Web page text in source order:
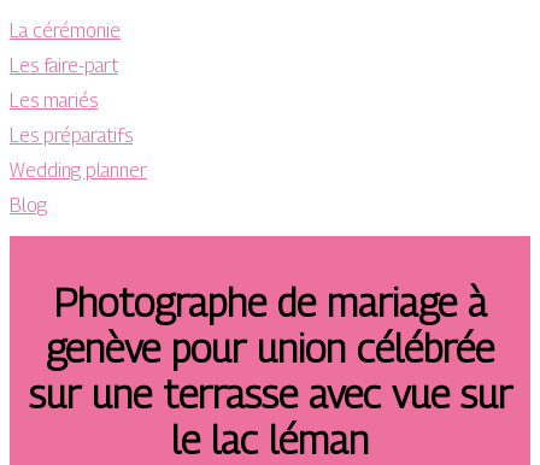
La cérémonie
Les faire-part
Les mariés
Les préparatifs
Wedding planner
Blog
Photographe de mariage à
genève pour union célébrée
sur une terrasse avec vue sur
le lac léman